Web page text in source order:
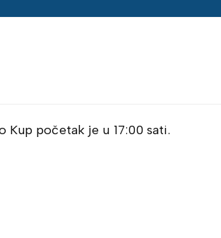
početak je u 17:00 sati.